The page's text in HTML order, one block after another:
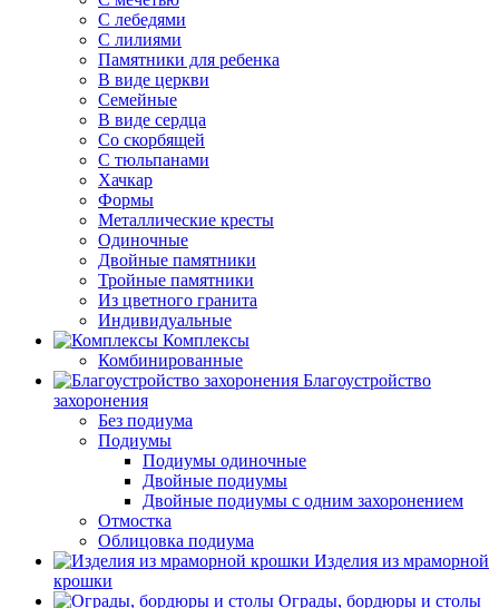
C лебедями
С лилиями
Памятники для ребенка
В виде церкви
Семейные
В виде сердца
Со скорбящей
С тюльпанами
Хачкар
Формы
Металлические кресты
Одиночные
Двойные памятники
Тройные памятники
Из цветного гранита
Индивидуальные
Комплексы
Комбинированные
Благоустройство
захоронения
Без подиума
Подиумы
Подиумы одиночные
Двойные подиумы
Двойные подиумы с одним захоронением
Отмостка
Облицовка подиума
Изделия из мраморной
крошки
Ограды, бордюры и столы